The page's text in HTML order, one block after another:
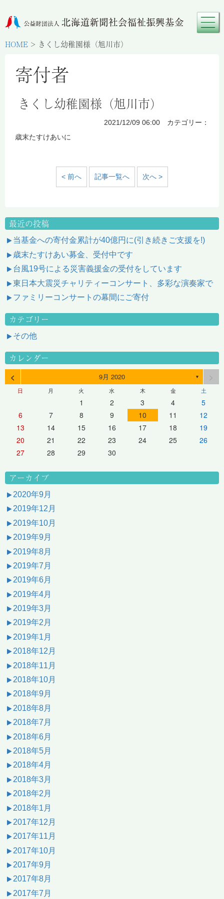
HOME > きくし幼稚園様（旭川市）
寄付者
きくし幼稚園様（旭川市）
2021/12/09 06:00 カテゴリー：
歳末たすけあいに
< 前へ 記事一覧へ 次へ >
最近の投稿
当基金への寄付金累計が40億円に(引き続きご支援を!)
歳末たすけあい募金、受付中です
台風19号による災害義援金の受付をしています
東日本大震災チャリティーコンサート、多彩な演奏家で
ファミリーコンサートの幕間にご寄付
カテゴリー
その他
カレンダー
< 9月 2020 ▼
日 月 火 水 木 金 土
1 2 3 4
5
6
7 8 9 10 11
12
13
14 15 16 17 18
19
20
21 22 23 24 25
26
27
28 29 30
アーカイブ
2020年9月
2019年12月
2019年10月
2019年9月
2019年8月
2019年7月
2019年6月
2019年4月
2019年3月
2019年2月
2019年1月
2018年12月
2018年11月
2018年10月
2018年9月
2018年8月
2018年7月
2018年6月
2018年5月
2018年4月
2018年3月
2018年2月
2018年1月
2017年12月
2017年11月
2017年10月
2017年9月
2017年8月
2017年7月